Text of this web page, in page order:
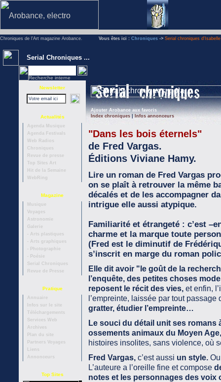
Vous êtes ici : Chroniques -> Serial chroniques
Serial Chroniques ...
Recherche interne
Newsletter
Actualités
Agenda Musique
Agenda Festivals
Web Radios
Chroniques
Revue de presse
Top Sites Art
Hit de la Semaine
WebRing
Magazine
Musique
Voyages
Astronomie
Galerie
- Arts plastiques
- Arts graphiques
- Photographie
- Poésie
Serial Chroniques
Revue de Presse
Pratique
Annuaire
Infos sur le site
Téléchargements
Services Web
Archives
Plan du site
Partners Voyages
Liens
Annonceurs
Top Sites
Ajouter Arobance aux favoris
Index chroniques | Infos annonceurs
"Dans les bois éternels"
de Fred Vargas.
Éditions Viviane Hamy.
Lire un roman de Fred Vargas
on se plaît à retrouver la même
décalés et de les accompagner
intrigue elle aussi atypique.
Familiarité et étrangeté : c’est
charme et la marque toute
(Fred est le diminutif de
s’inscrit en marge du roman
Elle dit avoir "le goût de la
l’enquête, des petites choses
reposent le récit des vies, et enfin,
l’empreinte, laissée par tout
gratter, étudier l’empreinte…
Le souci du détail unit ses romans
ossements animaux du Moyen Age,
histoires insolites, sans violence, où
Fred Vargas, c’est aussi un style.
L’auteure a l’oreille fine et compose
notes et les personnages des voix